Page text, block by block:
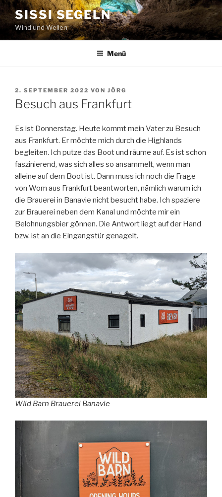
Zum
Inhalt
springen
SISSI SEGELN
Wind und Wellen
Menü
VERÖFFENTLICHT
AM
2. SEPTEMBER 2022 VON JÖRG
Besuch aus Frankfurt
Es ist Donnerstag. Heute kommt mein Vater zu Besuch
aus Frankfurt. Er möchte mich durch die Highlands
begleiten. Ich putze das Boot und räume auf. Es ist schon
faszinierend, was sich alles so ansammelt, wenn man
alleine auf dem Boot ist. Dann muss ich noch die Frage
von Wom aus Frankfurt beantworten, nämlich warum ich
die Brauerei in Banavie nicht besucht habe. Ich spaziere
zur Brauerei neben dem Kanal und möchte mir ein
Belohnungsbier gönnen. Die Antwort liegt auf der Hand
bzw. ist an die Eingangstür genagelt.
WIld Barn Brauerei Banavie